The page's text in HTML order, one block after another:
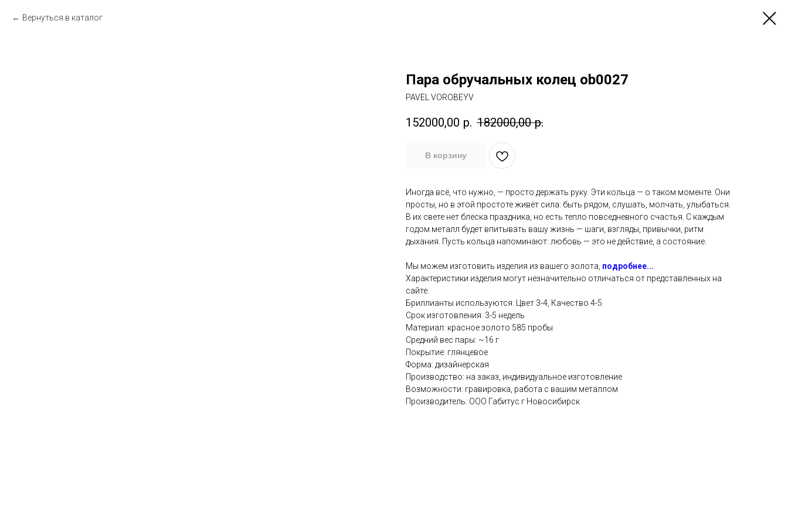
Вернуться в каталог
Пара обручальных колец ob0027
PAVEL VOROBEYV
152000,00 р. 182000,00 р.
В корзину
Иногда всё, что нужно, — просто держать руку. Эти кольца — о таком моменте. Они
просты, но в этой простоте живёт сила: быть рядом, слушать, молчать, улыбаться.
В их свете нет блеска праздника, но есть тепло повседневного счастья. С каждым
годом металл будет впитывать вашу жизнь — шаги, взгляды, привычки, ритм
дыхания. Пусть кольца напоминают: любовь — это не действие, а состояние.
Мы можем изготовить изделия из вашего золота, подробнее...
Характеристики изделия могут незначительно отличаться от представленных на
сайте.
Бриллианты используются: Цвет 3-4, Качество 4-5
Срок изготовления: 3-5 недель
Материал: красное золото 585 пробы
Средний вес пары: ~16 г
Покрытие: глянцевое
Форма: дизайнерская
Производство: на заказ, индивидуальное изготовление
Возможности: гравировка, работа с вашим металлом
Производитель: ООО Габитус г Новосибирск